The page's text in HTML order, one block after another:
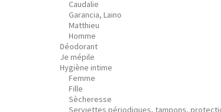
Caudalie
Garancia, Laino
Matthieu
Homme
Déodorant
Je mépile
Hygiène intime
Femme
Fille
Sècheresse
Serviettes périodiques, tampons,